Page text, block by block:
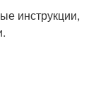
инструкции,